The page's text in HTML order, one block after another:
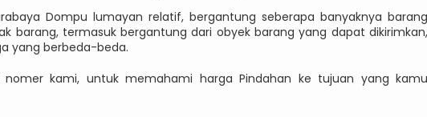
Dompu lumayan relatif, bergantung seberapa banyaknya barang
barang, termasuk bergantung dari obyek barang yang dapat dikirimkan,
yang berbeda-beda.
nomer kami, untuk memahami harga Pindahan ke tujuan yang kamu